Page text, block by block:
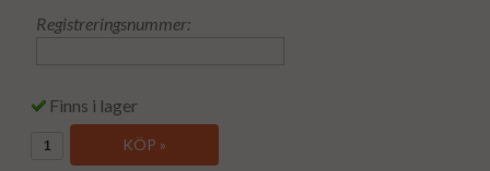
Registreringsnummer:
Finns i lager
KÖP »